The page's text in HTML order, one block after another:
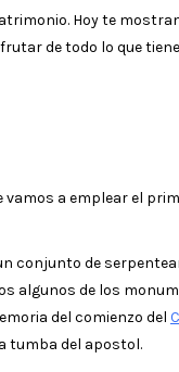
Hoy te
de todo lo que
vamos a emplear el
conjunto de
algunos de los
del comienzo del
tumba del apostol.